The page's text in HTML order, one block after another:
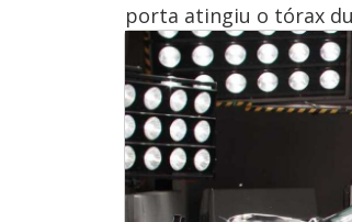
porta atingiu o tórax